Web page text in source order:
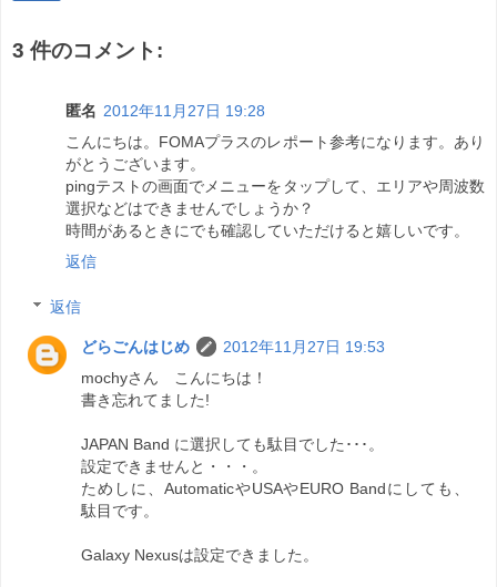
3 件のコメント:
匿名 2012年11月27日 19:28
こんにちは。FOMAプラスのレポート参考になります。あり
がとうございます。
pingテストの画面でメニューをタップして、エリアや周波数
選択などはできませんでしょうか？
時間があるときにでも確認していただけると嬉しいです。
返信
返信
どらごんはじめ
2012年11月27日 19:53
mochyさん こんにちは！
書き忘れてました!
JAPAN Band に選択しても駄目でした･･･。
設定できませんと・・・。
ためしに、AutomaticやUSAやEURO Bandにしても、
駄目です。
Galaxy Nexusは設定できました。